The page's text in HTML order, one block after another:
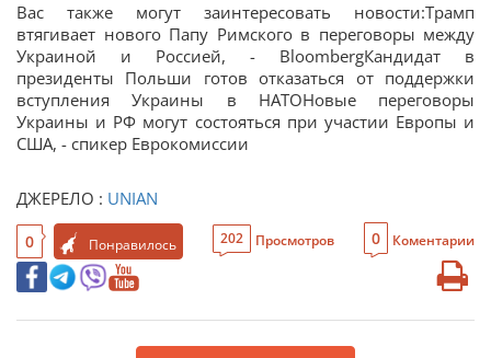
Вас также могут заинтересовать новости:Трамп
втягивает нового Папу Римского в переговоры между
Украиной и Россией, - BloombergКандидат в
президенты Польши готов отказаться от поддержки
вступления Украины в НАТОНовые переговоры
Украины и РФ могут состояться при участии Европы и
США, - спикер Еврокомиссии
ДЖЕРЕЛО : UNIAN
0 Понравилось 202 Просмотров 0 Коментарии